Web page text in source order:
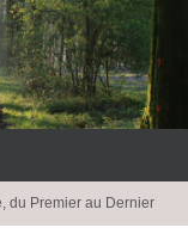
du Premier au Dernier